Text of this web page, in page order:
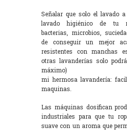
Señalar que solo el lavado
lavado higiénico de tu
bacterias, microbios,
de conseguir un mejor
resistentes con manchas
otras lavanderías solo
máximo)
mi hermosa lavandería:
maquinas.
Las máquinas dosifican
industriales para que tu
suave con un aroma que